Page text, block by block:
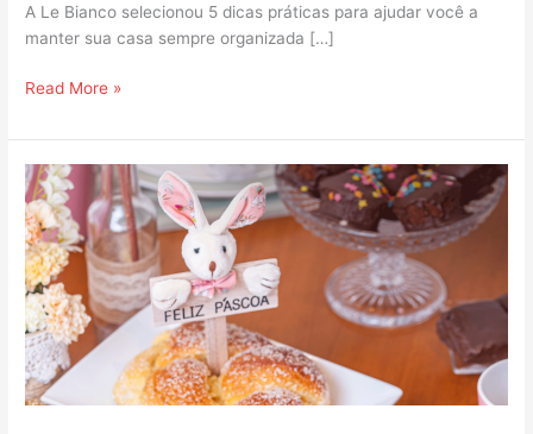
A Le Bianco selecionou 5 dicas práticas para ajudar você a
manter sua casa sempre organizada […]
Read More »
Como
montar
uma
mesa
elegante
para
celebrar
a
Páscoa